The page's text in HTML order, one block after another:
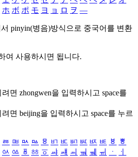
ホ ボ ポ モ ヨ ョ ロ ヲ ―
pinyin(병음)방식으로 중국어를 변환
여 사용하시면 됩니다.
면 zhongwen을 입력하시고 space를
면 beijing을 입력하시고 space를 누르
ㅭ ㅮ ㅯ ㅰ ㅱ ㅲ ㅳ ㅴ ㅵ ㅶ ㅷ ㅸ
ㅹ
ㆂ ㆃ ㆄ ㆅ ㆆ ㆇ ㆈ ㆉ ㆊ ㆋ ㆌ ㆍ
ㆎ